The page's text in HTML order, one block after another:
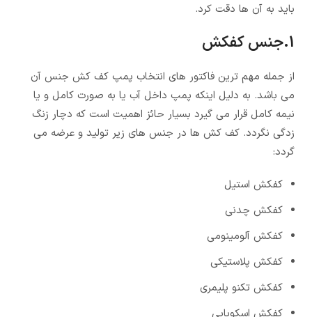
باید به آن ها دقت کرد.
1.جنس کفکش
از جمله مهم ترین فاکتور های انتخاب پمپ کف کش جنس آن
می باشد. به دلیل اینکه پمپ داخل آب یا به صورت کامل و یا
نیمه کامل قرار می گیرد بسیار حائز اهمیت است که دچار زنگ
زدگی نگردد. کف کش ها در جنس های زیر تولید و عرضه می
گردد:
کفکش استیل
کفکش چدنی
کفکش آلومینومی
کفکش پلاستیکی
کفکش تکنو پلیمری